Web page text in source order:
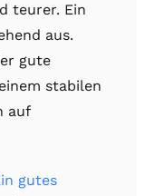
teurer. Ein
aus.
gute
stabilen
auf
gutes